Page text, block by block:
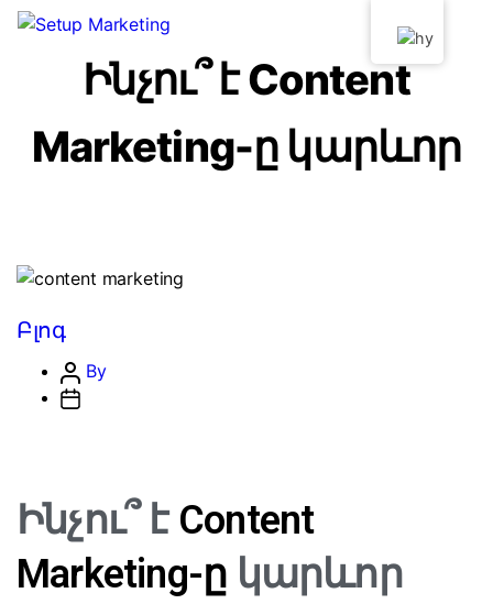
Ինչու՞ է Content
Marketing-ը կարևոր
Բլոգ
By
Ինչու՞ է Content
Marketing-ը կարևոր